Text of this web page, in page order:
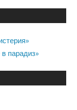
парадиз»